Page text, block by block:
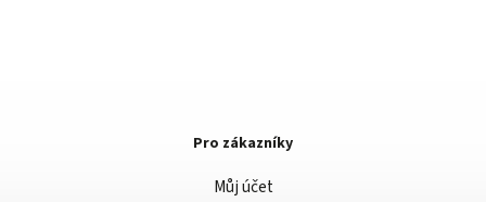
Pro zákazníky
Můj účet